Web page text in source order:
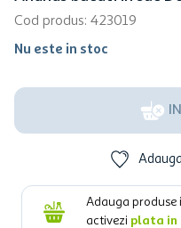
Cod produs: 423019
Nu este in stoc
Adauga produse
activezi plata in